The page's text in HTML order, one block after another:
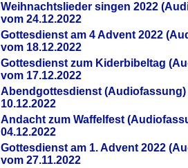
Weihnachtslieder singen 2022
vom 24.12.2022
Gottesdienst am 4 Advent 2022
vom 18.12.2022
Gottesdienst zum Kiderbibeltag
vom 17.12.2022
Abendgottesdienst (Audiofassung)
10.12.2022
Andacht zum Waffelfest
04.12.2022
Gottesdienst am 1. Advent 2022
vom 27.11.2022